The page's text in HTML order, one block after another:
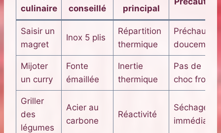
culinaire
conseillé
principal
Saisir un
magret
Inox 5 plis
Répartition
thermique
Préchauffer
doucement
Mijoter
un curry
Fonte
émaillée
Inertie
thermique
Pas de
choc froid
Griller
des
légumes
Acier au
carbone
Réactivité
Séchage
immédiat